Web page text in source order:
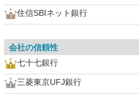
住信SBIネット銀行
会社の信頼性
七十七銀行
三菱東京UFJ銀行